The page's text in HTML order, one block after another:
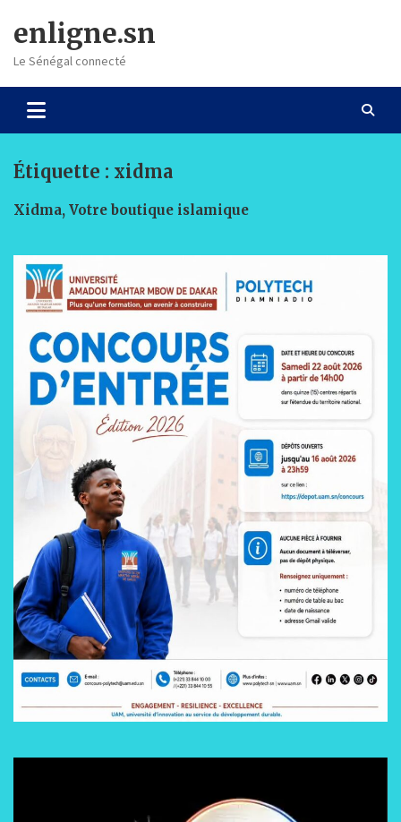
content
enligne.sn
Le Sénégal connecté
Étiquette : xidma
Xidma, Votre boutique islamique